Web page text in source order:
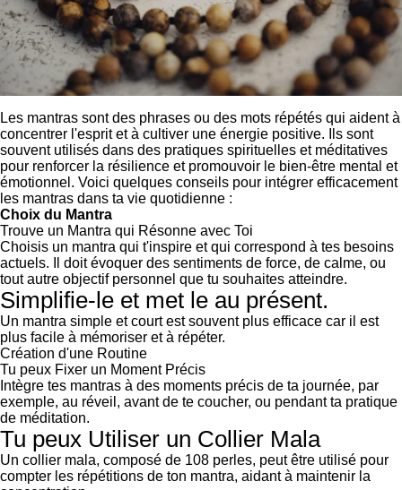
Les mantras sont des phrases ou des mots répétés qui aident à
concentrer l'esprit et à cultiver une énergie positive. Ils sont
souvent utilisés dans des pratiques spirituelles et méditatives
pour renforcer la résilience et promouvoir le bien-être mental et
émotionnel. Voici quelques conseils pour intégrer efficacement
les mantras dans ta vie quotidienne :
Choix du Mantra
Trouve un Mantra qui Résonne avec Toi
Choisis un mantra qui t'inspire et qui correspond à tes besoins
actuels. Il doit évoquer des sentiments de force, de calme, ou
tout autre objectif personnel que tu souhaites atteindre.
Simplifie-le et met le au présent.
Un mantra simple et court est souvent plus efficace car il est
plus facile à mémoriser et à répéter.
Création d'une Routine
Tu peux Fixer un Moment Précis
Intègre tes mantras à des moments précis de ta journée, par
exemple, au réveil, avant de te coucher, ou pendant ta pratique
de méditation.
Tu peux Utiliser un Collier Mala
Un collier mala, composé de 108 perles, peut être utilisé pour
compter les répétitions de ton mantra, aidant à maintenir la